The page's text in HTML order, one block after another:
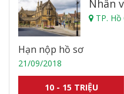
Nhân
TP. Hồ
Hạn nộp hồ sơ
21/09/2018
10 - 15 TRIỆU